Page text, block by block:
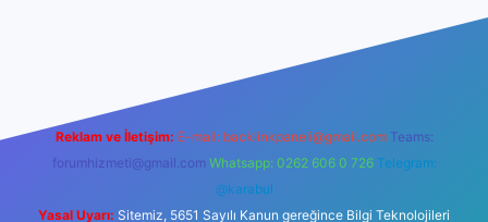
Reklam ve İletişim: E-mail: backlinkpaneli@gmail.com Teams:
forumhizmeti@gmail.com Whatsapp: 0262 606 0 726 Telegram:
@karabul
Yasal Uyarı: Sitemiz, 5651 Sayılı Kanun gereğince Bilgi Teknolojileri